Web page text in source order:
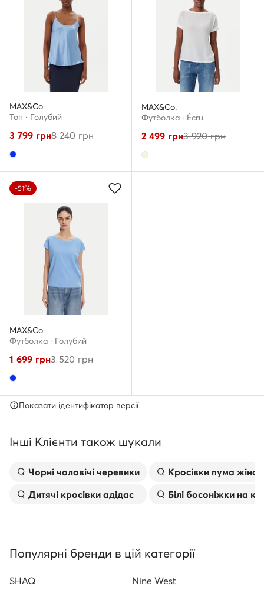
MAX&Co.
Топ · Голубий
3 799 грн8 240грн
MAX&Co.
Футболка · Écru
2 499 грн3 920грн
-51%
MAX&Co.
Футболка · Голубий
1 699 грн3 520грн
Показати ідентифікатор версії
Інші Клієнти також шукали
Чорні чоловічі черевики
Дитячі кросівки адідас
Kросівки пума
Білі босоніжки на
Популярні бренди в цій категорії
SHAQ
Nine West